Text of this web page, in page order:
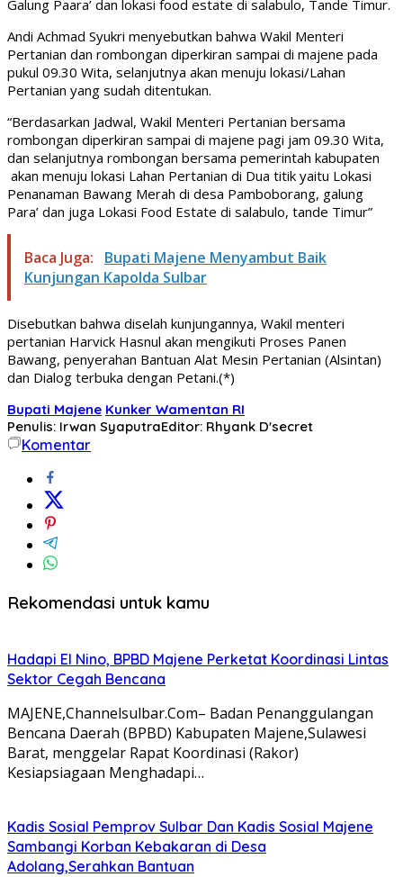
Galung Paara’ dan lokasi food estate di salabulo, Tande Timur.
Andi Achmad Syukri menyebutkan bahwa Wakil Menteri
Pertanian dan rombongan diperkiran sampai di majene pada
pukul 09.30 Wita, selanjutnya akan menuju lokasi/Lahan
Pertanian yang sudah ditentukan.
“Berdasarkan Jadwal, Wakil Menteri Pertanian bersama
rombongan diperkiran sampai di majene pagi jam 09.30 Wita,
dan selanjutnya rombongan bersama pemerintah kabupaten
akan menuju lokasi Lahan Pertanian di Dua titik yaitu Lokasi
Penanaman Bawang Merah di desa Pamboborang, galung
Para’ dan juga Lokasi Food Estate di salabulo, tande Timur”
Baca Juga:
Bupati Majene Menyambut Baik
Kunjungan Kapolda Sulbar
Disebutkan bahwa diselah kunjungannya, Wakil menteri
pertanian Harvick Hasnul akan mengikuti Proses Panen
Bawang, penyerahan Bantuan Alat Mesin Pertanian (Alsintan)
dan Dialog terbuka dengan Petani.(*)
Bupati Majene Kunker Wamentan RI
Penulis: Irwan SyaputraEditor: Rhyank D'secret
Komentar
Rekomendasi untuk kamu
Hadapi El Nino, BPBD Majene Perketat Koordinasi Lintas
Sektor Cegah Bencana
MAJENE,Channelsulbar.Com– Badan Penanggulangan
Bencana Daerah (BPBD) Kabupaten Majene,Sulawesi
Barat, menggelar Rapat Koordinasi (Rakor)
Kesiapsiagaan Menghadapi…
Kadis Sosial Pemprov Sulbar Dan Kadis Sosial Majene
Sambangi Korban Kebakaran di Desa
Adolang,Serahkan Bantuan